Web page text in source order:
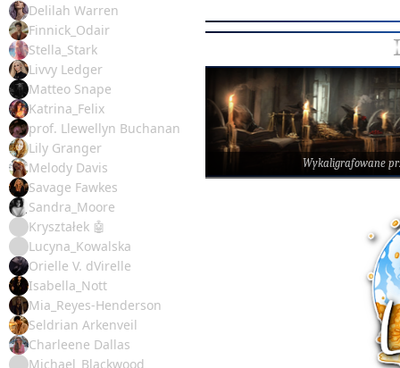
Delilah Warren
Finnick_Odair
Stella_Stark
Livvy Ledger
Matteo Snape
Katrina_Felix
prof. Llewellyn Buchanan
Lily Granger
Melody Davis
Savage Fawkes
Sandra_Moore
Kryształek 🤖
Lucyna_Kowalska
Orielle V. dVirelle
Isabella_Nott
Mia_Reyes-Henderson
Seldrian Arkenveil
Charleene Dallas
Michael_Blackwood
Wykaligrafowane